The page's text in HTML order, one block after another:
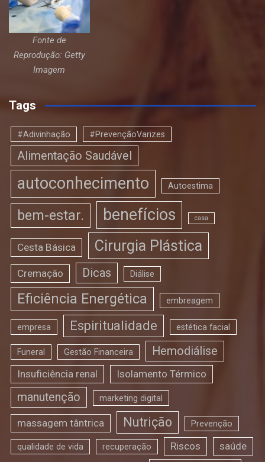
Fonte de
Reprodução: Getty
Imagem
Tags
#Adivinhação #PrevençãoVarizes
Alimentação Saudável
autoconhecimento Autoestima
bem-estar. benefícios casa
Cesta Básica Cirurgia Plástica
Cremação Dicas Diálise
Eficiência Energética embreagem
empresa Espiritualidade estética facial
Funeral Gestão Financeira Hemodiálise
Insuficiência renal Isolamento Térmico
manutenção marketing digital
massagem tântrica Nutrição Prevenção
qualidade de vida recuperação Riscos saúde